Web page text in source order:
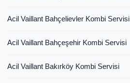
Acil Vaillant Bahçelievler Kombi Servisi
Acil Vaillant Bahçeşehir Kombi Servisi
Acil Vaillant Bakırköy Kombi Servisi